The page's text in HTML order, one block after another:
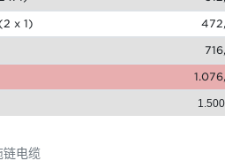
x 1)
链电缆